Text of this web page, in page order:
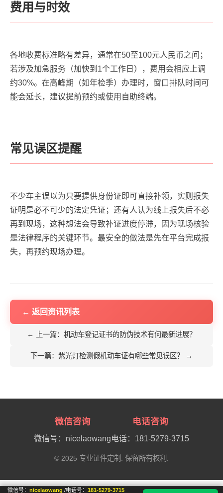
费用与时效
各地收费标准略有差异，通常在50至100元人民币之间；
若涉及加急服务（加快到1个工作日），费用会相应上调
约30%。在高峰期（如年检季）办理时，窗口排队时间可
能会延长，建议提前预约或使用自助终端。
常见误区提醒
不少车主误以为只要提供身份证即可直接补领，实则报失
证明是必不可少的法定凭证；还有人认为线上报失后不必
再到现场，这种想法会导致补证进度停滞，因为现场核验
是法律程序的关键环节。最安全的做法是先在平台完成报
失，再预约现场办理。
← 返回资讯列表
← 上一篇：机动车登记证书的防伪技术有何最新进展？
下一篇：紫光灯检测假机动车证有哪些常见误区？ →
微信咨询
微信号：nicelaowang
电话咨询
电话：181-5279-3715
© 2025 专业证件定制. 保留所有权利.
微信号： nicelaowang /电话号： 181-5279-3715